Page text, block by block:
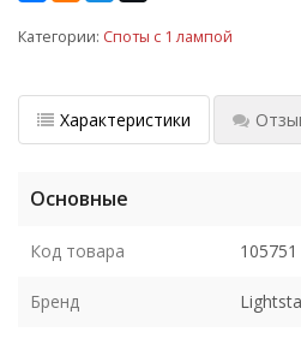
Категории: Споты с 1 лампой
Характеристики
Основные
Код товара 105751
Бренд